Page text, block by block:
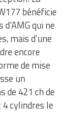
bénéficie
qui ne
mais d’une
encore
de mise
un
de 421 ch de
cylindres le